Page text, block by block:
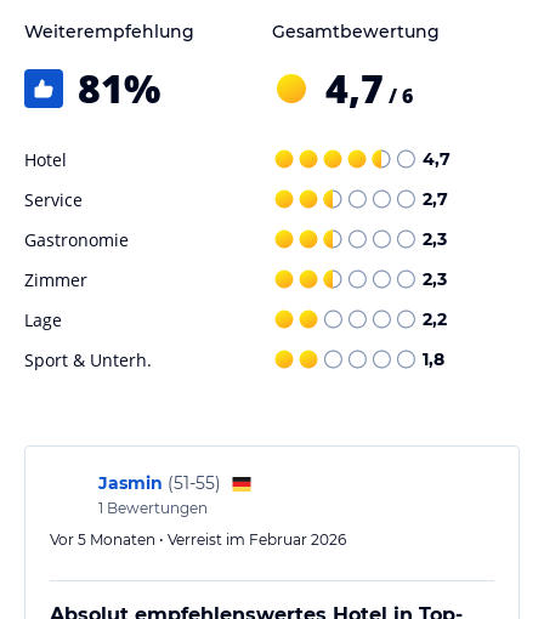
Das Hotel bietet täglich ein Frühstück im Buffet-Restaurant „DE
MANOR“ von 07:30 bis 10:00 Uhr an, welches eine türkische Küche
Verfasst von HolidayCheck mit Hilfe von KI. Alle
Angaben ohne Gewähr. Bitte lies vor der Buchung die
verbindlichen
des jeweiligen Veranstalters.
Weiterempfehlung
81%
Gesamtbewertung
4,7 / 6
Hotel 4,7
Service 2,7
Gastronomie 2,3
Zimmer 2,3
Lage 2,2
Sport & Unterh. 1,8
Jasmin (51-55)
1 Bewertungen
Vor 5 Monaten • Verreist im Februar 2026